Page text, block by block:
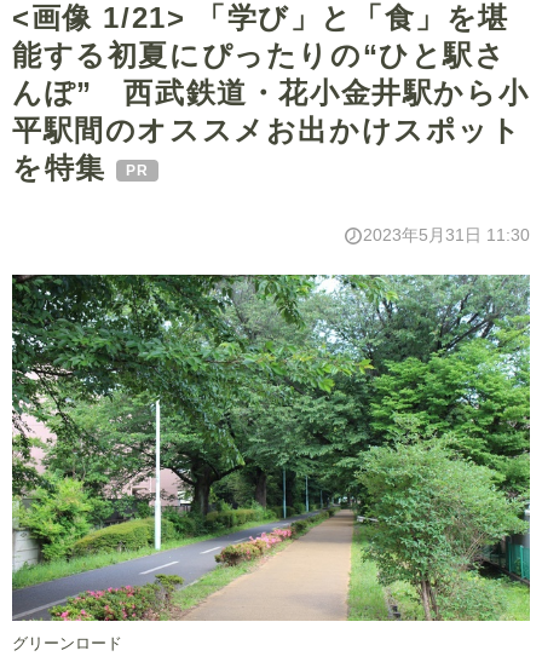
<画像 1/21> 「学び」と「食」を堪
能する初夏にぴったりの“ひと駅さ
んぽ” 西武鉄道・花小金井駅から小
平駅間のオススメお出かけスポット
を特集
2023年5月31日 11:30
グリーンロード